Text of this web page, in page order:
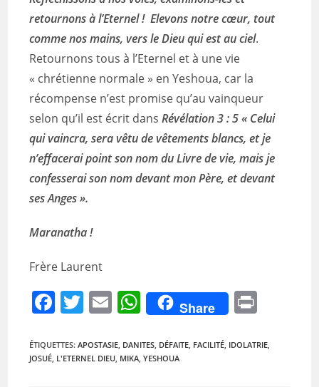
retournons à l’Eternel ! Elevons notre cœur, tout
comme nos mains, vers le Dieu qui est au ciel.
Retournons tous à l’Eternel et à une vie
« chrétienne normale » en Yeshoua, car la
récompense n’est promise qu’au vainqueur
selon qu’il est écrit dansRévélation 3 : 5 « Celui
qui vaincra, sera vêtu devêtements blancs, et je
n’effacerai point son nom du Livre de vie, mais je
confesserai son nom devant mon Père, et devant
ses Anges ».
Maranatha !
Frère Laurent
F
c
e
T
itt
er
E
ai
l
W
h
at
s
Share
t
ÉTIQUETTES:APOSTASIE, DANITES, DÉFAITE, FACILITÉ, IDOLATRIE,
JOSUÉ, L'ETERNEL DIEU, MIKA, YESHOUA